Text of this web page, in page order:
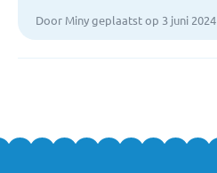
Door Miny geplaatst op 3 juni 2024